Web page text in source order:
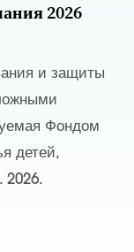
2026
и защиты
Фондом
детей,
2026.